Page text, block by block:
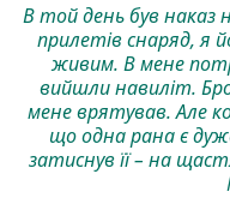
В той день був наказ
прилетів снаряд, я
живим. В мене
вийшли навиліт.
мене врятував. Але
що одна рана є
затиснув її – на